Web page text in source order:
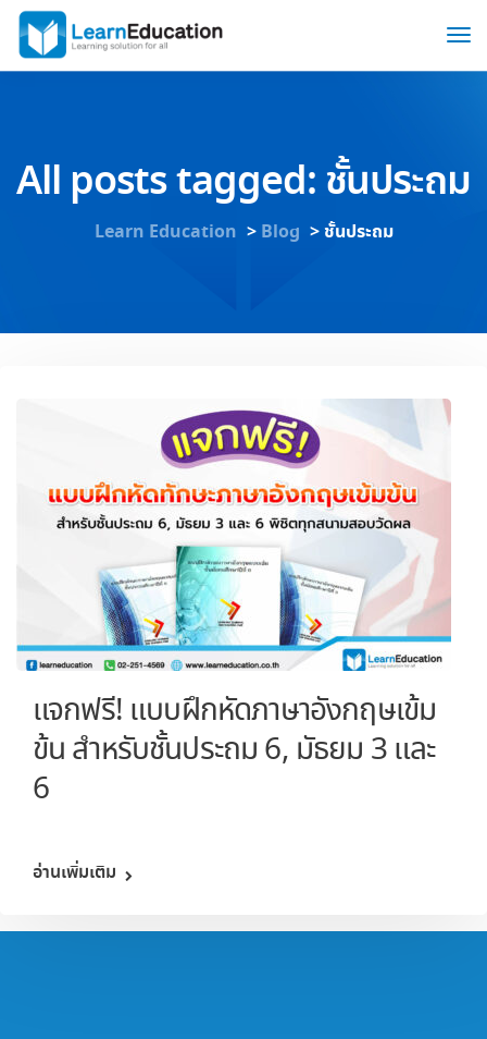
All posts tagged: ชั้นประถม
Learn Education > Blog >ชั้นประถม
แจกฟรี! แบบฝึกหัดภาษาอังกฤษเข้ม
ข้น สำหรับชั้นประถม 6, มัธยม 3 และ
6
อ่านเพิ่มเติม